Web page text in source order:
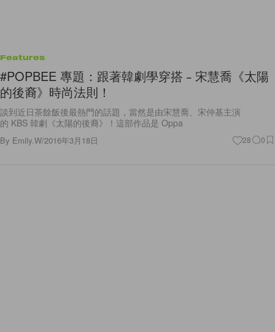
Features
#POPBEE 專題：跟著韓劇學穿搭﹣宋慧喬《太陽
的後裔》時尚法則！
談到近日茶餘飯後最熱門的話題，當然是由宋慧喬、宋仲基主演
的 KBS 韓劇《太陽的後裔》！這部作品是 Oppa
By Emily.W/2016年3月18日 28 0